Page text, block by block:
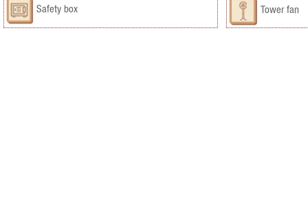
Safety box Tower fan